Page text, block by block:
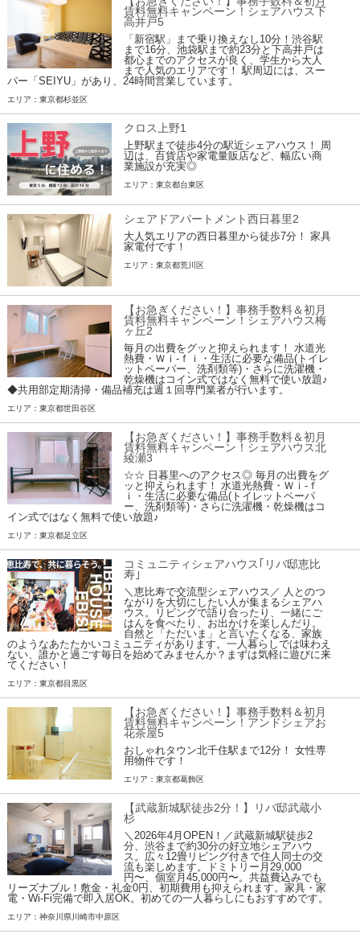
賃料無料キャンペーン！シェアハウス下
高井戸5
「新宿駅」まで乗り換えなし10分！渋谷駅
まで16分、池袋駅まで約23分と下高井戸は
都心までのアクセスが良く、学生から大人
まで人気のエリアです！ 駅周辺には、スー
パー「SEIYU」があり、24時間営業しています。
エリア：東京都杉並区
クロス上野1
上野駅まで徒歩4分の駅近シェアハウス！ 周
辺は、百貨店や家電量販店など、幅広い商
業施設が充実◎
エリア：東京都台東区
シェアドアパートメント西日暮里2
大人気エリアの西日暮里から徒歩7分！ 家具
家電付です！
エリア：東京都荒川区
【お急ぎください！】事務手数料＆初月
賃料無料キャンペーン！シェアハウス梅
ヶ丘2
毎月の出費をグッと抑えられます！ 水道光
熱費・Ｗｉ-ｆｉ・生活に必要な備品(トイレ
ットペーパー、洗剤類等)・さらに洗濯機・
乾燥機はコイン式ではなく無料で使い放題♪
◆共用部定期清掃・備品補充は週１回専門業者が行います。
エリア：東京都世田谷区
【お急ぎください！】事務手数料＆初月
賃料無料キャンペーン！シェアハウス北
綾瀬3
☆☆ 日暮里へのアクセス◎ 毎月の出費をグ
ッと抑えられます！ 水道光熱費・Ｗｉ-ｆ
ｉ・生活に必要な備品(トイレットペーパ
ー、洗剤類等)・さらに洗濯機・乾燥機はコ
イン式ではなく無料で使い放題♪
エリア：東京都足立区
コミュニティシェアハウス｢リバ邸恵比
寿｣
＼恵比寿で交流型シェアハウス／ 人とのつ
ながりを大切にしたい人が集まるシェアハ
ウス。リビングで語り合ったり、一緒にご
はんを食べたり、お出かけを楽しんだり。
自然と「ただいま」と言いたくなる、家族
のようなあたたかいコミュニティがあります。一人暮らしでは味わえ
ない、誰かと過ごす毎日を始めてみませんか？まずは気軽に遊びに来
てください！
エリア：東京都目黒区
【お急ぎください！】事務手数料＆初月
賃料無料キャンペーン！アンドシェアお
花茶屋5
おしゃれタウン北千住駅まで12分！ 女性専
用物件です！
エリア：東京都葛飾区
【武蔵新城駅徒歩2分！】リバ邸武蔵小
杉
＼2026年4月OPEN！／武蔵新城駅徒歩2
分、渋谷まで約30分の好立地シェアハウ
ス。広々12畳リビング付きで住人同士の交
流も楽しめます。ドミトリー月29,000
円〜、個室月45,000円〜。共益費込みでも
リーズナブル！敷金・礼金0円、初期費用も抑えられます。家具・家
電・Wi-Fi完備で即入居OK。初めての一人暮らしにもおすすめです。
エリア：神奈川県川崎市中原区